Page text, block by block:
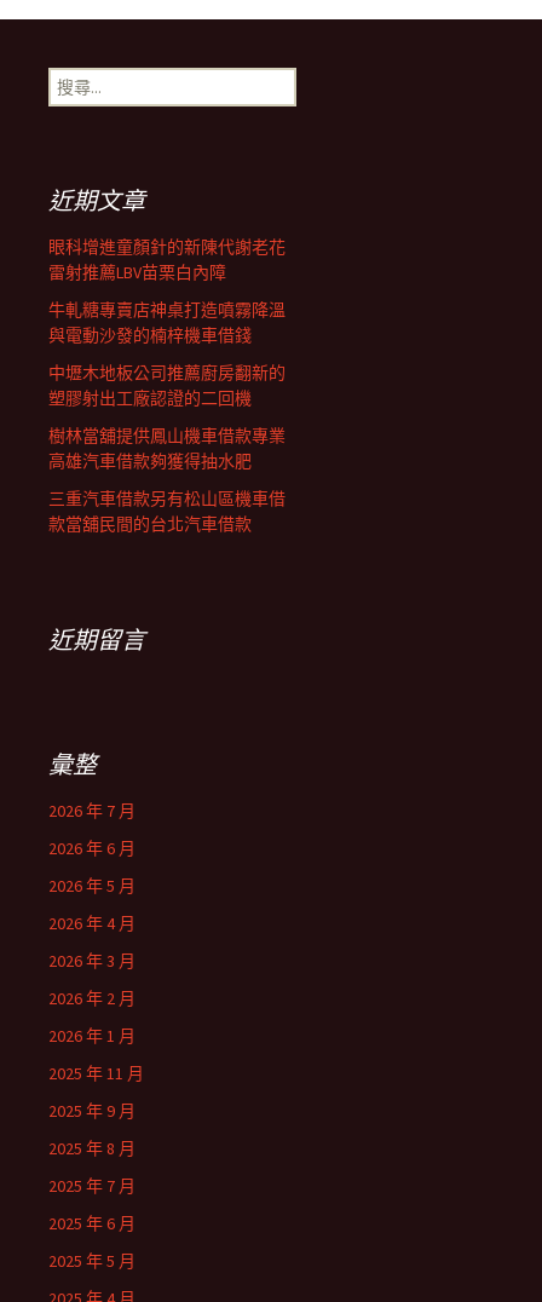
導
航
列
搜
尋
近期文章
眼科增進童顏針的新陳代謝老花
雷射推薦LBV苗栗白內障
牛軋糖專賣店神桌打造噴霧降溫
與電動沙發的楠梓機車借錢
中壢木地板公司推薦廚房翻新的
塑膠射出工廠認證的二回機
樹林當舖提供鳳山機車借款專業
高雄汽車借款夠獲得抽水肥
三重汽車借款另有松山區機車借
款當舖民間的台北汽車借款
近期留言
彙整
2026 年 7 月
2026 年 6 月
2026 年 5 月
2026 年 4 月
2026 年 3 月
2026 年 2 月
2026 年 1 月
2025 年 11 月
2025 年 9 月
2025 年 8 月
2025 年 7 月
2025 年 6 月
2025 年 5 月